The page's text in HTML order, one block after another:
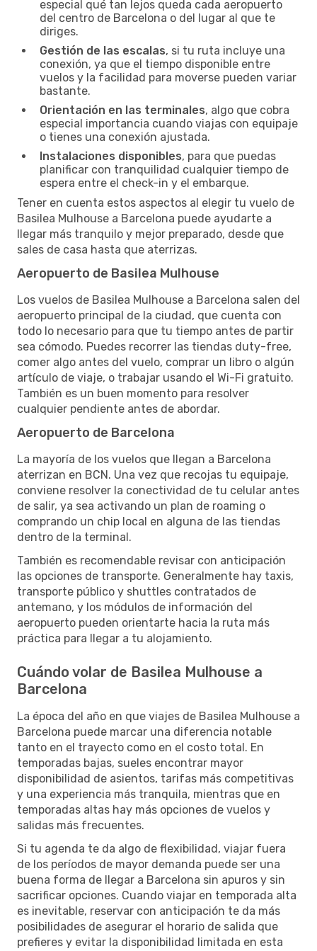
especial qué tan lejos queda cada aeropuerto
del centro de Barcelona o del lugar al que te
diriges.
Gestión de las escalas, si tu ruta incluye una
conexión, ya que el tiempo disponible entre
vuelos y la facilidad para moverse pueden variar
bastante.
Orientación en las terminales, algo que cobra
especial importancia cuando viajas con equipaje
o tienes una conexión ajustada.
Instalaciones disponibles, para que puedas
planificar con tranquilidad cualquier tiempo de
espera entre el check-in y el embarque.
Tener en cuenta estos aspectos al elegir tu vuelo de
Basilea Mulhouse a Barcelona puede ayudarte a
llegar más tranquilo y mejor preparado, desde que
sales de casa hasta que aterrizas.
Aeropuerto de Basilea Mulhouse
Los vuelos de Basilea Mulhouse a Barcelona salen del
aeropuerto principal de la ciudad, que cuenta con
todo lo necesario para que tu tiempo antes de partir
sea cómodo. Puedes recorrer las tiendas duty-free,
comer algo antes del vuelo, comprar un libro o algún
artículo de viaje, o trabajar usando el Wi-Fi gratuito.
También es un buen momento para resolver
cualquier pendiente antes de abordar.
Aeropuerto de Barcelona
La mayoría de los vuelos que llegan a Barcelona
aterrizan en BCN. Una vez que recojas tu equipaje,
conviene resolver la conectividad de tu celular antes
de salir, ya sea activando un plan de roaming o
comprando un chip local en alguna de las tiendas
dentro de la terminal.
También es recomendable revisar con anticipación
las opciones de transporte. Generalmente hay taxis,
transporte público y shuttles contratados de
antemano, y los módulos de información del
aeropuerto pueden orientarte hacia la ruta más
práctica para llegar a tu alojamiento.
Cuándo volar de Basilea Mulhouse a
Barcelona
La época del año en que viajes de Basilea Mulhouse a
Barcelona puede marcar una diferencia notable
tanto en el trayecto como en el costo total. En
temporadas bajas, sueles encontrar mayor
disponibilidad de asientos, tarifas más competitivas
y una experiencia más tranquila, mientras que en
temporadas altas hay más opciones de vuelos y
salidas más frecuentes.
Si tu agenda te da algo de flexibilidad, viajar fuera
de los períodos de mayor demanda puede ser una
buena forma de llegar a Barcelona sin apuros y sin
sacrificar opciones. Cuando viajar en temporada alta
es inevitable, reservar con anticipación te da más
posibilidades de asegurar el horario de salida que
prefieres y evitar la disponibilidad limitada en esta